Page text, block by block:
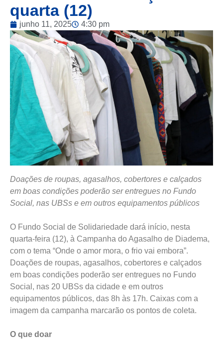
quarta (12)
junho 11, 2025 4:30 pm
Doações de roupas, agasalhos, cobertores e calçados
em boas condições poderão ser entregues no Fundo
Social, nas UBSs e em outros equipamentos públicos
O Fundo Social de Solidariedade dará início, nesta
quarta-feira (12), à Campanha do Agasalho de Diadema,
com o tema “Onde o amor mora, o frio vai embora”.
Doações de roupas, agasalhos, cobertores e calçados
em boas condições poderão ser entregues no Fundo
Social, nas 20 UBSs da cidade e em outros
equipamentos públicos, das 8h às 17h. Caixas com a
imagem da campanha marcarão os pontos de coleta.
O que doar